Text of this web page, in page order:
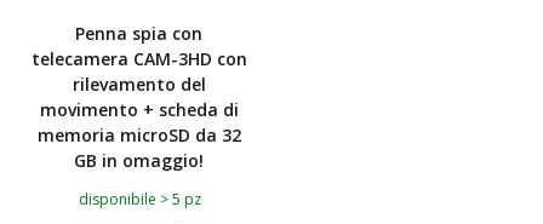
Penna spia con
telecamera CAM-3HD con
rilevamento del
movimento + scheda di
memoria microSD da 32
GB in omaggio!
disponibile > 5 pz